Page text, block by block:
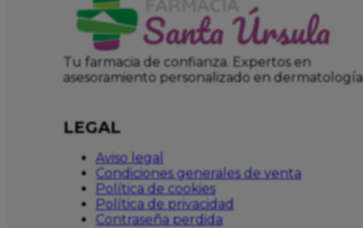
Tu farmacia de confianza. Expertos en
asesoramiento personalizado en dermatología
LEGAL
Aviso legal
Condiciones generales de venta
Política de cookies
Política de privacidad
Contraseña perdida